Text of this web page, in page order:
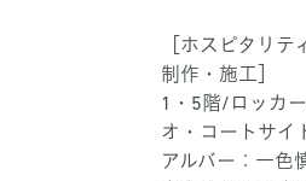
［ホスピタリテ
制作・施工］
1・5階/ロッカ
オ・コートサイ
アルバー：一色